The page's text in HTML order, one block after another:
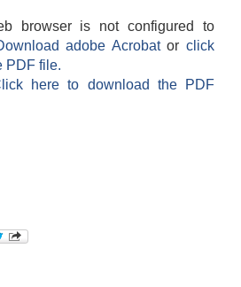
browser is not configured to
adobe Acrobatorclick
PDF file.
here to download the PDF